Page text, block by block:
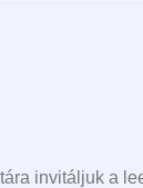
invitáljuk a